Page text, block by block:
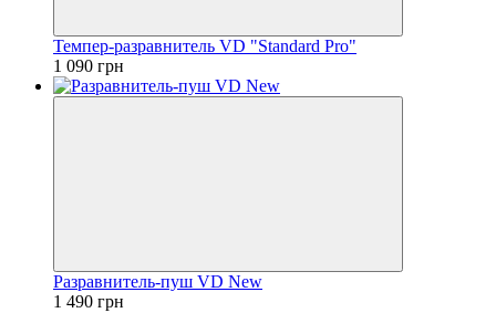
Темпер-разравнитель VD "Standard Pro"
1 090 грн
Разравнитель-пуш VD New
1 490 грн